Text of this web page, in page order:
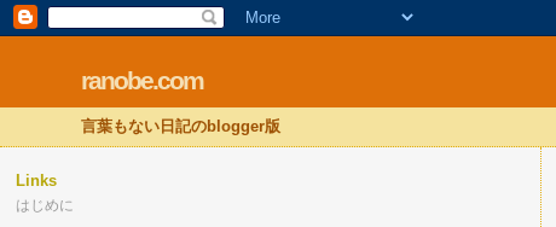
ranobe.com
言葉もない日記のblogger版
Links
はじめに